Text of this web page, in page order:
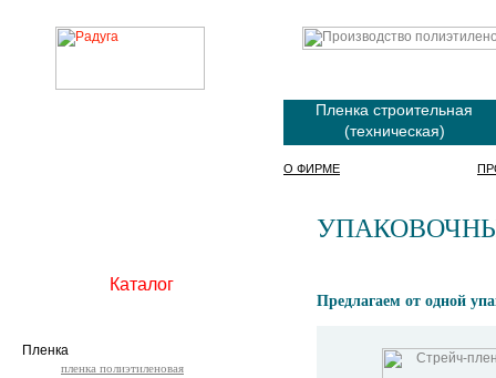
Пленка строительная
(техническая)
О ФИРМЕ
Предлагаем от одной
Каталог
Пленка
пленка полиэтиленовая